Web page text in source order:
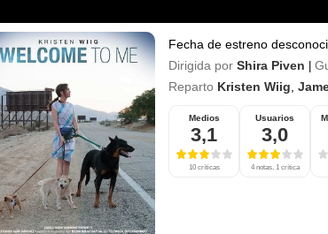
Fecha de estreno
Dirigida por Shira Piven |
Reparto Kristen Wiig
Medios
3,1
10 críticas
Usuarios
3,0
4 notas, 1 crítica